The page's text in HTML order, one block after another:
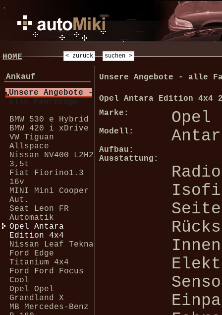
.
HOME
Ankauf
Unsere Angebote -
alle Fahrzeuge
BMW 530 e Hybrid
BMW 420 i xDrive
VW Tiguan
Allspace
Nissan NV400 L2H2
3,5t
Fiat Fiorino1.3
16v
MINI Mini Cooper
Aut.
Seat Leon FR
Automatik
Opel Antara
Edition 4x4
Nissan Leaf Tekna
Ford Edge
Titanium 4x4
Ford Ford Focus
Cool
Opel Opel
Grandland X
MB Mercedes-Benz
Unsere Angebote - alle
Opel Antara Edition
Marke:
Opel
Modell:
Aufbau:
Ausstattung: